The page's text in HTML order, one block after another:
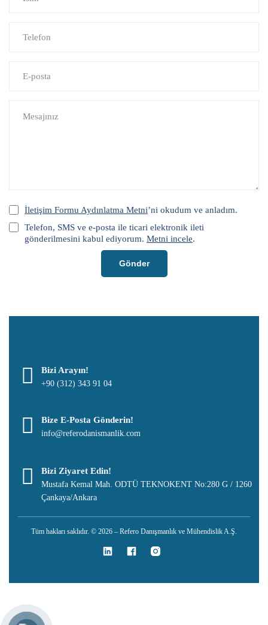
İletişim Formu Aydınlatma Metni’ni okudum ve anladım.
Telefon, SMS ve e-posta ile ticari elektronik ileti
gönderilmesini kabul ediyorum. Metni incele.
Gönder
Bizi Arayın!
+90 (312) 343 91 04
Bize E-Posta Gönderin!
info@referodanismanlik.com
Bizi Ziyaret Edin!
Mustafa Kemal Mah. ODTÜ TEKNOKENT No:280 G / 1260
Çankaya/Ankara
Tüm hakları saklıdır. © 2026 – Refero Danışmanlık ve Mühendislik A.Ş.